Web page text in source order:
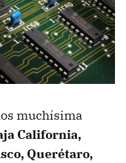
muchísima
California,
Querétaro,